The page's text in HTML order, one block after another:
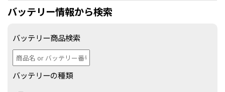
バッテリー情報から検索
バッテリー商品検索
バッテリーの種類